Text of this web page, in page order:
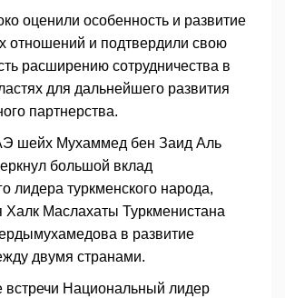
оценили особенность и развитие
отношений и подтвердили свою
расширению сотрудничества в
для дальнейшего развития
партнерства.
шейх Мухаммед бен Заид Аль
большой вклад
лидера туркменского народа,
Халк Маслахаты Туркменистана
в развитие
двумя странами.
встречи Национальный лидер